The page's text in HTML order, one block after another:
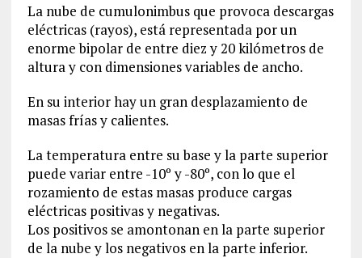
La nube de cumulonimbus que provoca descargas
eléctricas (rayos), está representada por un
enorme bipolar de entre diez y 20 kilómetros de
altura y con dimensiones variables de ancho.
En su interior hay un gran desplazamiento de
masas frías y calientes.
La temperatura entre su base y la parte superior
puede variar entre -10º y -80º, con lo que el
rozamiento de estas masas produce cargas
eléctricas positivas y negativas.
Los positivos se amontonan en la parte superior
de la nube y los negativos en la parte inferior.